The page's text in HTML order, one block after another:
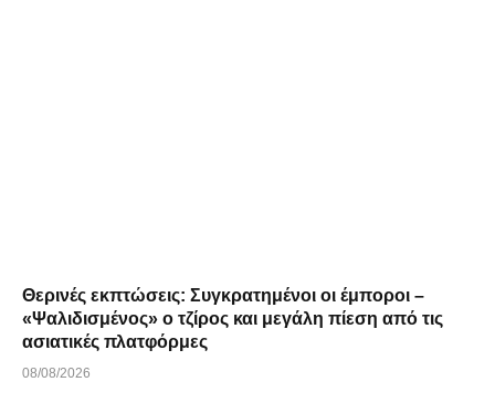
Θερινές εκπτώσεις: Συγκρατημένοι οι έμποροι –
«Ψαλιδισμένος» ο τζίρος και μεγάλη πίεση από τις
ασιατικές πλατφόρμες
08/08/2026